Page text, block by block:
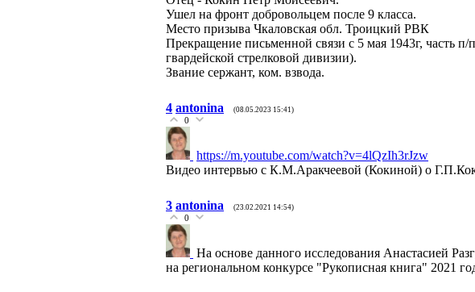
Ушел на фронт добровольцем после 9 класса.
Место призыва Чкаловская обл. Троицкий РВК
Прекращение письменной связи с 5 мая 1943г, часть
гвардейской стрелковой дивизии).
Звание сержант, ком. взвода.
4 antonina (08.05.2023 15:41)
0
https://m.youtube.com/watch?v=4lQzIh3rJzw
Видео интервью с К.М.Аракчеевой (Кокиной) о
3 antonina (23.02.2021 14:54)
0
На основе данного исследования Анастасией
на региональном конкурсе "Рукописная книга" 2021